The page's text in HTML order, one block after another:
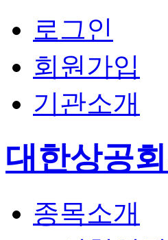
로그인
회원가입
기관소개
대한상공
종목소개